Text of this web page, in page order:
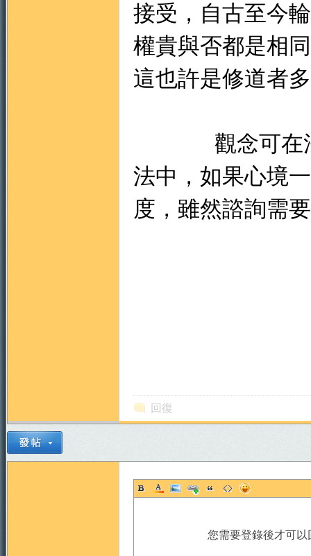
接受，自古至今
權貴與否都是相
這也許是修道者
觀念可在
法中，如果心境
度，雖然諮詢需
回復
您需要登錄後才可